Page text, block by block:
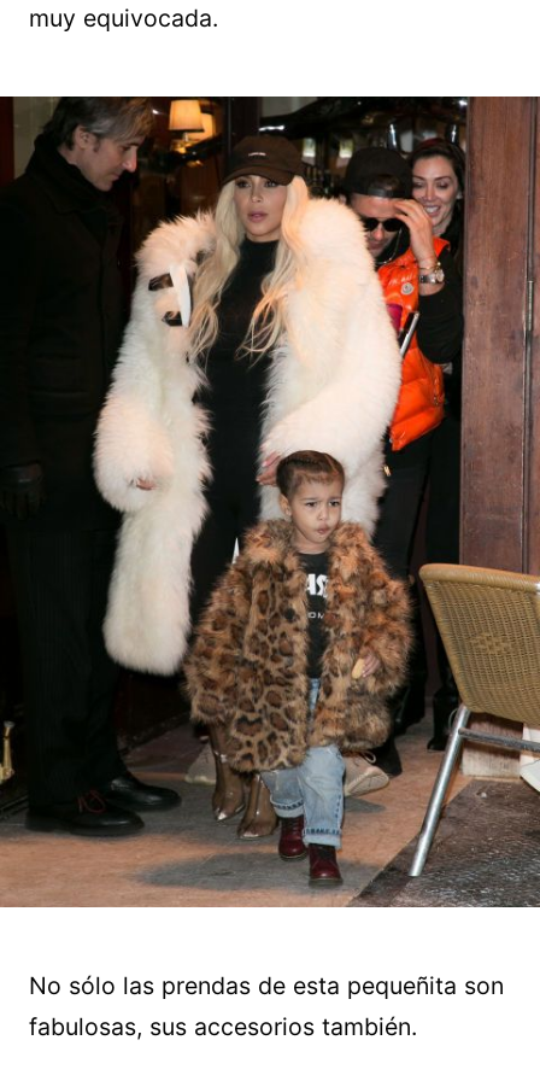
muy equivocada.
No sólo las prendas de esta pequeñita son
fabulosas, sus accesorios también.